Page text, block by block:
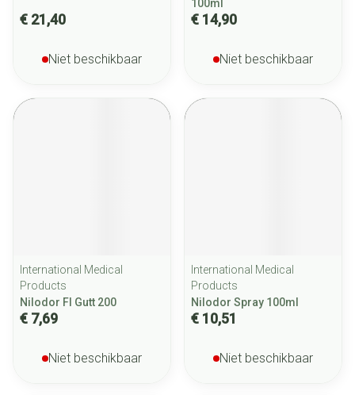
€ 21,40
Niet beschikbaar
100ml
€ 14,90
Niet beschikbaar
International Medical
Products
Nilodor Fl Gutt 200
€ 7,69
Niet beschikbaar
International Medical
Products
Nilodor Spray 100ml
€ 10,51
Niet beschikbaar